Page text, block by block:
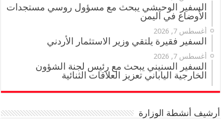
السفير الوحيشي يبحث مع مسؤول روسي مستجدات
الأوضاع في اليمن
أغسطس 7, 2026
السفير فقيرة يلتقي وزير الاستثمار الأردني
أغسطس 7, 2026
السفير السنيني يبحث مع رئيس لجنة الشؤون
الخارجية الياباني تعزيز العلاقات الثنائية
أرشيف أنشطة الوزارة